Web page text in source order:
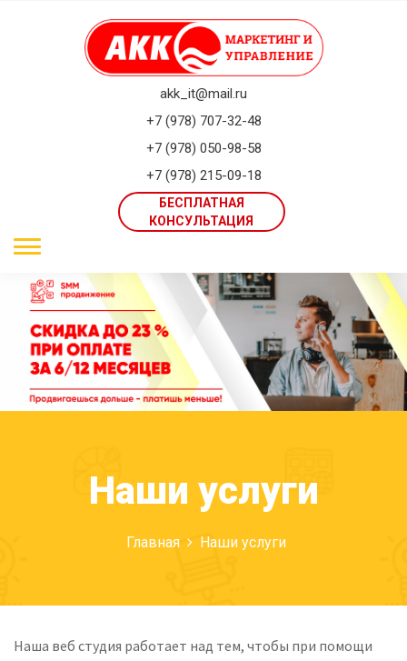
akk_it@mail.ru
+7 (978) 707-32-48
+7 (978) 050-98-58
+7 (978) 215-09-18
БЕСПЛАТНАЯ
КОНСУЛЬТАЦИЯ
Наши услуги
Главная Наши услуги
Наша веб студия работает над тем, чтобы при помощи